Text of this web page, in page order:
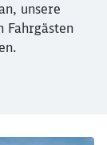
unsere
Fahrgästen